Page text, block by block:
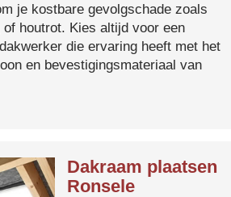
je kostbare gevolgschade zoals
houtrot. Kies altijd voor een
die ervaring heeft met het
en bevestigingsmateriaal van
Dakraam plaatsen
Ronsele